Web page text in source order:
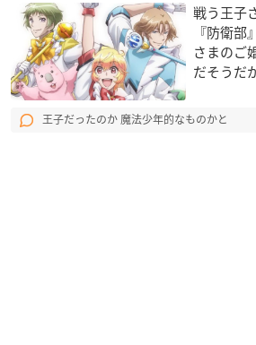
戦う王子
『防衛
さまのご
だそうだ
王子だったのか 魔法少年的なものかと